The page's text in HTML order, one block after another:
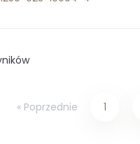
« Poprzednie 1